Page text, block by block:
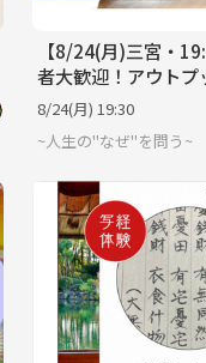
【8/24(月)三宮・
者大歓迎！アウトプ
ための読書会｜少
8/24(月) 19:30